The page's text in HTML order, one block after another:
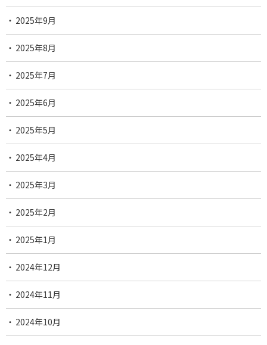
2025年9月
2025年8月
2025年7月
2025年6月
2025年5月
2025年4月
2025年3月
2025年2月
2025年1月
2024年12月
2024年11月
2024年10月